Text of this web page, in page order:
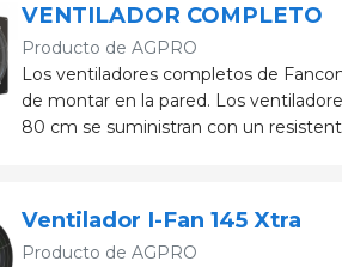
VENTILADOR COMPLETO
Producto de AGPRO
Los ventiladores completos de
de montar en la pared. Los
80 cm se suministran con un
Ventilador I-Fan 145 Xtra
Producto de AGPRO